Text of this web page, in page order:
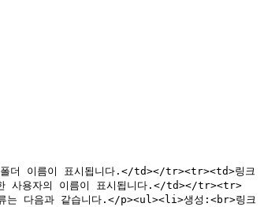
이름이 표시됩니다.</td></tr><tr><td>링크
용자의 이름이 표시됩니다.</td></tr><tr>
는 다음과 같습니다.</p><ul><li>생성:<br>링크